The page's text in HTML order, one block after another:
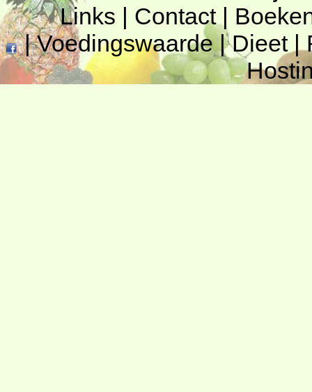
Links | Contact|
|Voedingswaarde|Dieet|